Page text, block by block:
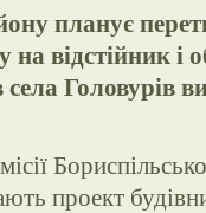
планує
відстійник і
Головурів
проект